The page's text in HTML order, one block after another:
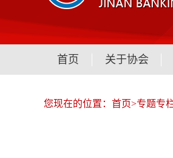
首页 关于协会
您现在的位置： 首页>专题专